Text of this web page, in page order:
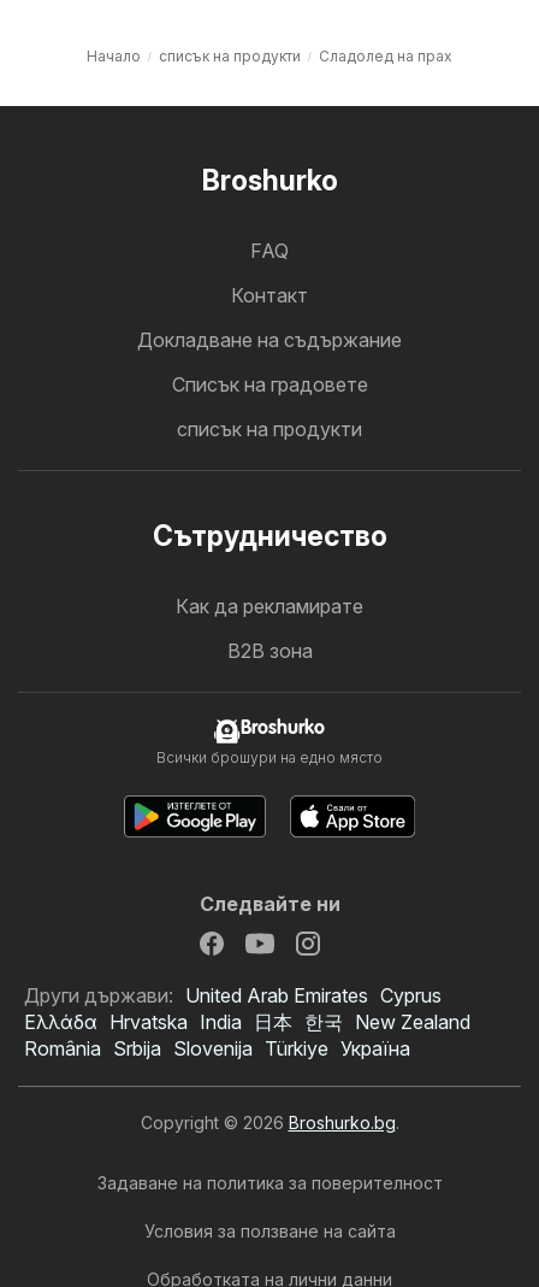
Начало списък на продукти Сладолед на прах
Broshurko
FAQ
Контакт
Докладване на съдържание
Cписък на градовете
списък на продукти
Cътрудничество
Как да рекламирате
B2B зона
Broshurko
Всички брошури на едно място
Следвайте ни
Други държави: United Arab Emirates Cyprus
Ελλάδα Hrvatska India 日本 한국 New Zealand
România Srbija Slovenija Türkiye Україна
Copyright © 2026 Broshurko.bg.
Задаване на политика за поверителност
Условия за ползване на сайта
Обработката на лични данни